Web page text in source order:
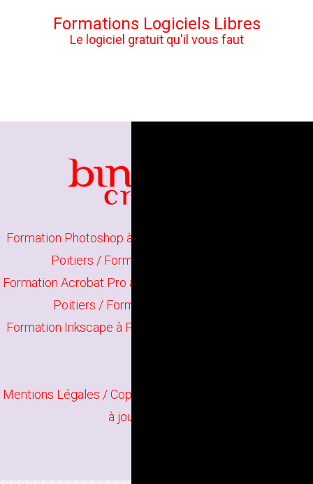
Formations Logiciels Libres
Le logiciel gratuit qu'il vous faut
Formation Photoshop à Poitiers
Poitiers / Formation Indesign à Poitiers
Formation Acrobat Pro à Poitiers
Poitiers / Formation Scribus à Poitiers
Formation Inkscape à Poitiers
Mentions Légales / Copyright
à jour en juin 2026